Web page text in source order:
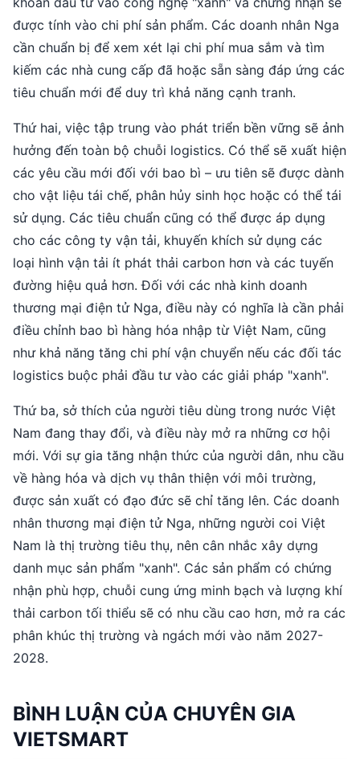
được tính vào chi phí sản phẩm. Các doanh nhân Nga
cần chuẩn bị để xem xét lại chi phí mua sắm và tìm
kiếm các nhà cung cấp đã hoặc sẵn sàng đáp ứng các
tiêu chuẩn mới để duy trì khả năng cạnh tranh.
Thứ hai, việc tập trung vào phát triển bền vững sẽ ảnh
hưởng đến toàn bộ chuỗi logistics. Có thể sẽ xuất hiện
các yêu cầu mới đối với bao bì – ưu tiên sẽ được dành
cho vật liệu tái chế, phân hủy sinh học hoặc có thể tái
sử dụng. Các tiêu chuẩn cũng có thể được áp dụng
cho các công ty vận tải, khuyến khích sử dụng các
loại hình vận tải ít phát thải carbon hơn và các tuyến
đường hiệu quả hơn. Đối với các nhà kinh doanh
thương mại điện tử Nga, điều này có nghĩa là cần phải
điều chỉnh bao bì hàng hóa nhập từ Việt Nam, cũng
như khả năng tăng chi phí vận chuyển nếu các đối tác
logistics buộc phải đầu tư vào các giải pháp "xanh".
Thứ ba, sở thích của người tiêu dùng trong nước Việt
Nam đang thay đổi, và điều này mở ra những cơ hội
mới. Với sự gia tăng nhận thức của người dân, nhu cầu
về hàng hóa và dịch vụ thân thiện với môi trường,
được sản xuất có đạo đức sẽ chỉ tăng lên. Các doanh
nhân thương mại điện tử Nga, những người coi Việt
Nam là thị trường tiêu thụ, nên cân nhắc xây dựng
danh mục sản phẩm "xanh". Các sản phẩm có chứng
nhận phù hợp, chuỗi cung ứng minh bạch và lượng khí
thải carbon tối thiểu sẽ có nhu cầu cao hơn, mở ra các
phân khúc thị trường và ngách mới vào năm 2027-
2028.
BÌNH LUẬN CỦA CHUYÊN GIA
VIETSMART